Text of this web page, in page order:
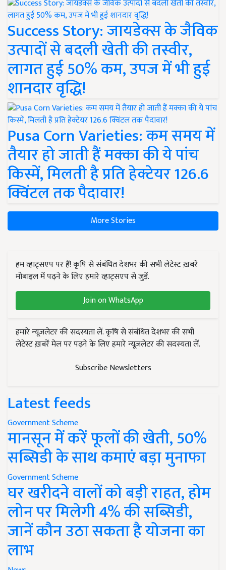
Success Story: जायडेक्स के जैविक
उत्पादों से बदली खेती की तस्वीर,
लागत हुई 50% कम, उपज में भी हुई
शानदार वृद्धि!
Pusa Corn Varieties: कम समय में
तैयार हो जाती हैं मक्का की ये पांच
किस्में, मिलती है प्रति हेक्टेयर 126.6
क्विंटल तक पैदावार!
More Stories
हम व्हाट्सएप पर हैं! कृषि से संबंधित देशभर की सभी लेटेस्ट ख़बरें
मोबाइल में पढ़ने के लिए हमारे व्हाट्सएप से जुड़ें.
Join on WhatsApp
हमारे न्यूज़लेटर की सदस्यता लें. कृषि से संबंधित देशभर की सभी
लेटेस्ट ख़बरें मेल पर पढ़ने के लिए हमारे न्यूज़लेटर की सदस्यता लें.
Subscribe Newsletters
Latest feeds
Government Scheme
मानसून में करें फूलों की खेती, 50%
सब्सिडी के साथ कमाएं बड़ा मुनाफा
Government Scheme
घर खरीदने वालों को बड़ी राहत, होम
लोन पर मिलेगी 4% की सब्सिडी,
जानें कौन उठा सकता है योजना का
लाभ